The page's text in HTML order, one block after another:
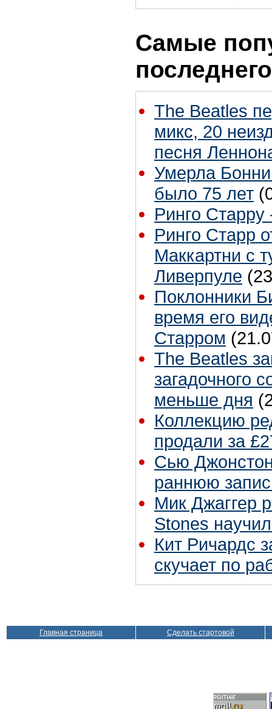
Самые
The Beatles
микс, 20
песня
Умерла
было 75 лет
Ринго Старру
Ринго Старр
Маккартни с
Ливерпуле
Поклонники
время его
Старром
The Beatles
загадочного
меньше дня
Коллекцию
продали за
Сью
раннюю
Мик Джаггер
Stones
Кит Ричардс
скучает по
Главная страница Сделать стартовой